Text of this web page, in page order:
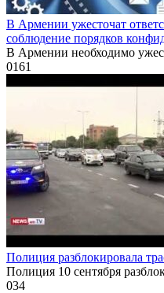
В Армении ужесточат
соблюдение порядков
В Армении необходимо
0161
Полиция разблокировала
Полиция 10 сентября
034